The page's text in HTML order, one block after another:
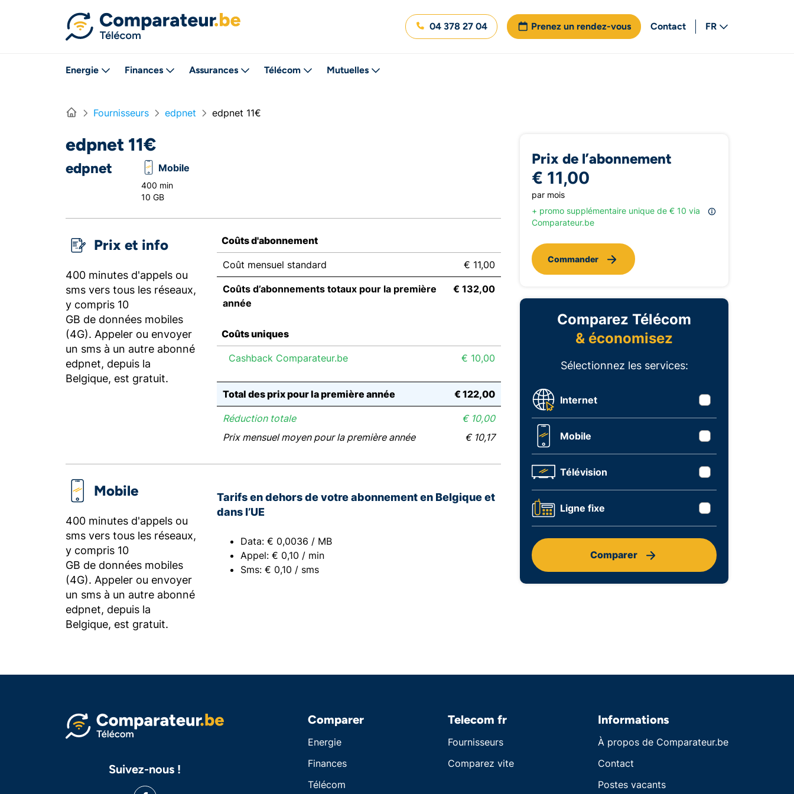
04 378 27 04 Prenez un rendez-vous Contact
FR
Energie Finances Assurances Télécom Mutuelles
Home Fournisseurs edpnet edpnet 11€
edpnet 11€
edpnet Mobile
400 min
10 GB
Prix et info
400 minutes d'appels ou
sms vers tous les réseaux,
y compris 10
GB de données mobiles
(4G). Appeler ou envoyer
un sms à un autre abonné
edpnet, depuis la
Belgique, est gratuit.
Coûts d'abonnement
Coût mensuel standard € 11,00
Coûts d’abonnements totaux pour la première
année
€ 132,00
Coûts uniques
Cashback Comparateur.be € 10,00
Total des prix pour la première année € 122,00
Réduction totale
€ 10,00
Prix mensuel moyen pour la première année
€ 10,17
Mobile
400 minutes d'appels ou
sms vers tous les réseaux,
y compris 10
GB de données mobiles
(4G). Appeler ou envoyer
un sms à un autre abonné
edpnet, depuis la
Belgique, est gratuit.
Tarifs en dehors de votre abonnement en Belgique et
dans l’UE
Data: € 0,0036 / MB
Appel: € 0,10 / min
Sms: € 0,10 / sms
Prix de l’abonnement
€ 11,00
par mois
+ promo supplémentaire unique de € 10 via
Comparateur.be
Commander
Comparez Télécom
& économisez
Sélectionnez les services:
Internet
Mobile
Télévision
Ligne fixe
Comparer
Suivez-nous !
Comparer
Energie
Finances
Télécom
Telecom fr
Fournisseurs
Comparez vite
Informations
À propos de Comparateur.be
Contact
Postes vacants